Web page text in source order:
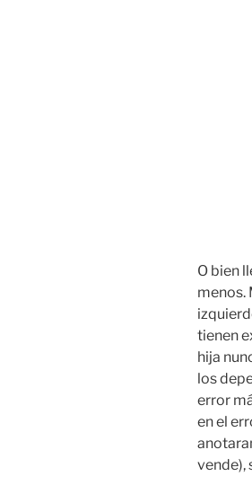
O bien
menos.
tienen
hija
los
error
en el
vende),